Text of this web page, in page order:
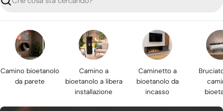
Ricerca
Camino bioetanolo
da parete
Camino a
bioetanolo a libera
installazione
Caminetto a
bioetanolo da
incasso